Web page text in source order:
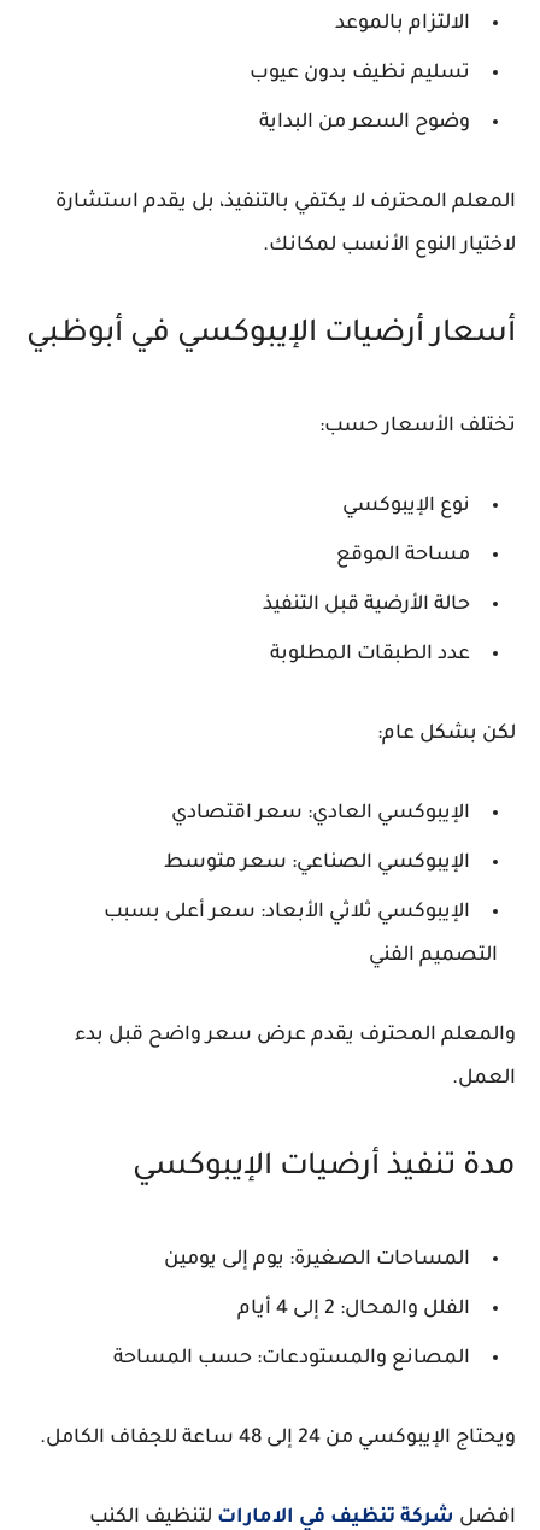
الالتزام بالموعد
تسليم نظيف بدون عيوب
وضوح السعر من البداية
المعلم المحترف لا يكتفي بالتنفيذ، بل يقدم استشارة
لاختيار النوع الأنسب لمكانك.
أسعار أرضيات الإيبوكسي في أبوظبي
تختلف الأسعار حسب:
نوع الإيبوكسي
مساحة الموقع
حالة الأرضية قبل التنفيذ
عدد الطبقات المطلوبة
لكن بشكل عام:
الإيبوكسي العادي: سعر اقتصادي
الإيبوكسي الصناعي: سعر متوسط
الإيبوكسي ثلاثي الأبعاد: سعر أعلى بسبب
التصميم الفني
والمعلم المحترف يقدم عرض سعر واضح قبل بدء
العمل.
مدة تنفيذ أرضيات الإيبوكسي
المساحات الصغيرة: يوم إلى يومين
الفلل والمحال: 2 إلى 4 أيام
المصانع والمستودعات: حسب المساحة
ويحتاج الإيبوكسي من 24 إلى 48 ساعة للجفاف الكامل.
افضل شركة تنظيف في الامارات لتنظيف الكنب